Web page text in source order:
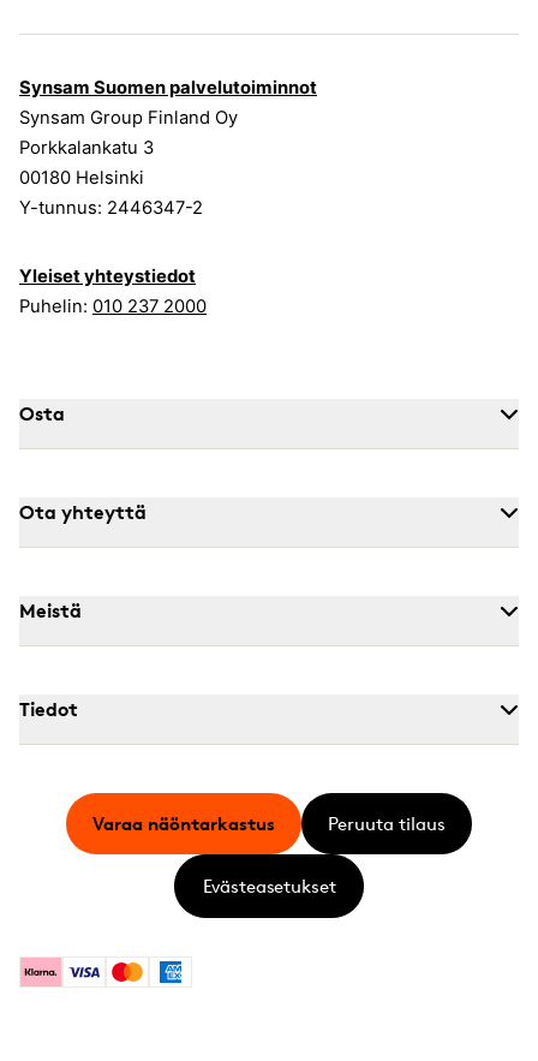
Synsam Suomen palvelutoiminnot
Synsam Group Finland Oy
Porkkalankatu 3
00180 Helsinki
Y-tunnus: 2446347-2
Yleiset yhteystiedot
Puhelin: 010 237 2000
Osta
Ota yhteyttä
Meistä
Tiedot
KlarnaVisa MastercardAmerican Express
Varaa näöntarkastus Peruuta tilaus
Evästeasetukset